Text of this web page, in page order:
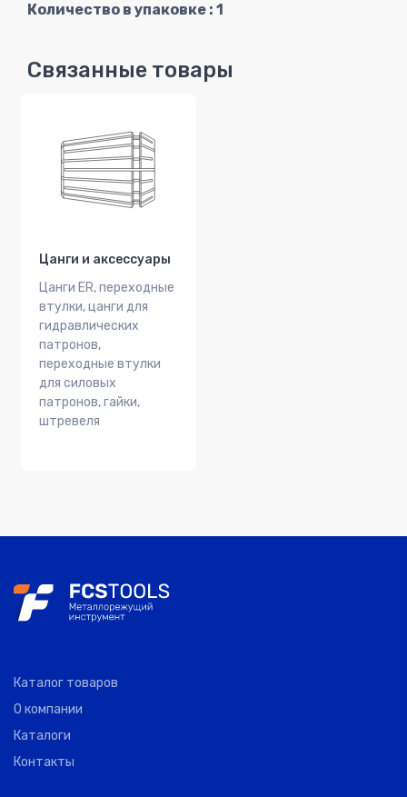
Количество в упаковке : 1
Связанные товары
Цанги и аксессуары
Цанги ER, переходные
втулки, цанги для
гидравлических
патронов,
переходные втулки
для силовых
патронов, гайки,
штревеля
Каталог товаров
О компании
Каталоги
Контакты